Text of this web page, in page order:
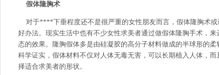
假体隆胸术
对于****下垂程度还不是很严重的女性朋友而言，假体隆胸术或
好办法。现实生活中也有不少女性求美者通过做假体隆胸手术，
态的效果。隆胸假体多是由硅凝胶的高分子材料做成的半球形的
科学证实，假体材料不仅对人体无毒无害，可以长期植入人体，
择适合求美者的形状。